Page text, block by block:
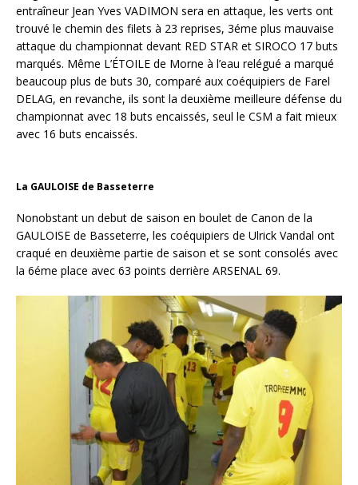
entraîneur Jean Yves VADIMON sera en attaque, les verts ont
trouvé le chemin des filets à 23 reprises, 3éme plus mauvaise
attaque du championnat devant RED STAR et SIROCO 17 buts
marqués. Même L’ÉTOILE de Morne à l’eau relégué a marqué
beaucoup plus de buts 30, comparé aux coéquipiers de Farel
DELAG, en revanche, ils sont la deuxième meilleure défense du
championnat avec 18 buts encaissés, seul le CSM a fait mieux
avec 16 buts encaissés.
La GAULOISE de Basseterre
Nonobstant un debut de saison en boulet de Canon de la
GAULOISE de Basseterre, les coéquipiers de Ulrick Vandal ont
craqué en deuxième partie de saison et se sont consolés avec
la 6éme place avec 63 points derrière ARSENAL 69.